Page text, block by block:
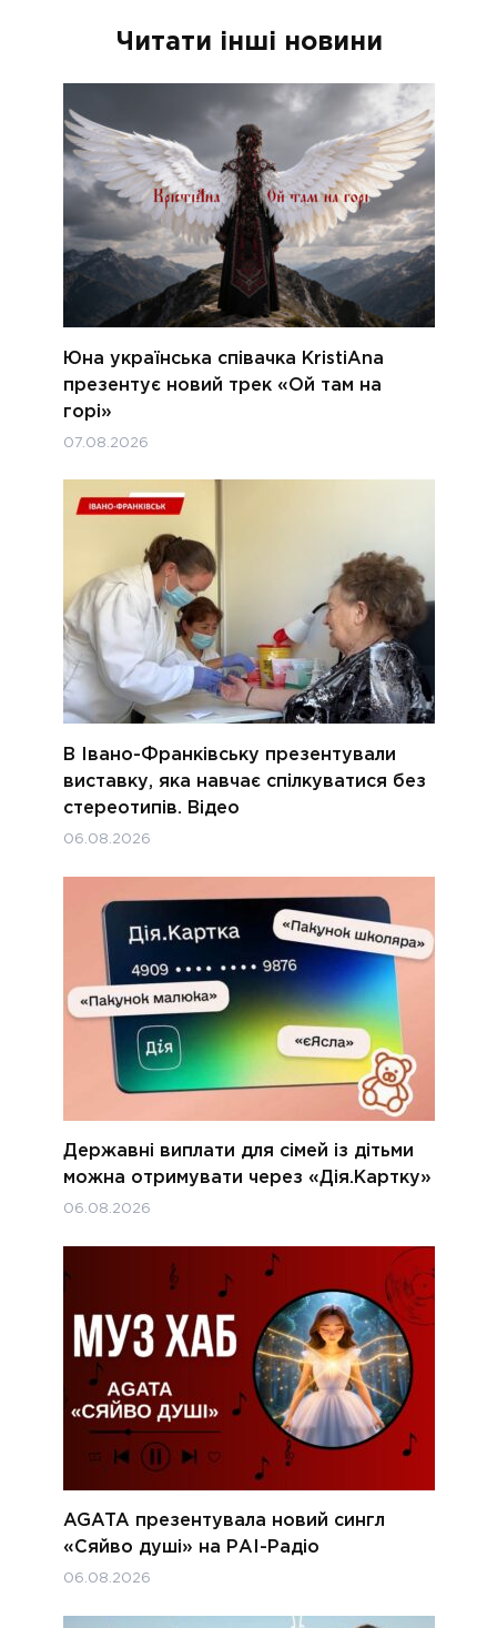
Читати інші новини
Юна українська співачка KristiAna
презентує новий трек «Ой там на
горі»
07.08.2026
В Івано-Франківську презентували
виставку, яка навчає спілкуватися без
стереотипів. Відео
06.08.2026
Державні виплати для сімей із дітьми
можна отримувати через «Дія.Картку»
06.08.2026
AGATA презентувала новий сингл
«Сяйво душі» на РАІ-Радіо
06.08.2026